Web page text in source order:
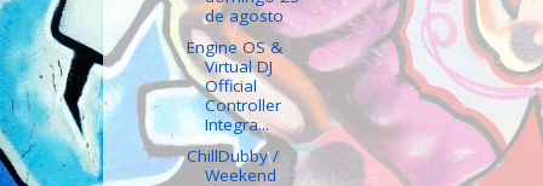
de agosto
Engine OS &
Virtual DJ
Official
Controller
Integra...
ChillDubby /
Weekend